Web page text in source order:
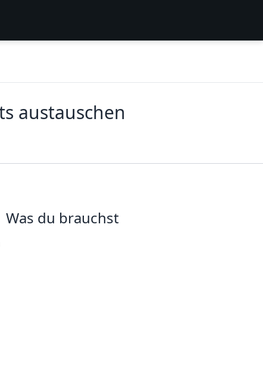
austauschen
Was du brauchst